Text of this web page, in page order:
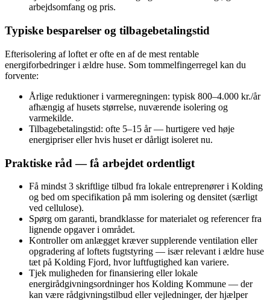
arbejdsomfang og pris.
Typiske besparelser og tilbagebetalingstid
Efterisolering af loftet er ofte en af de mest rentable
energiforbedringer i ældre huse. Som tommelfingerregel kan du
forvente:
Årlige reduktioner i varmeregningen: typisk 800–4.000 kr./år
afhængig af husets størrelse, nuværende isolering og
varmekilde.
Tilbagebetalingstid: ofte 5–15 år — hurtigere ved høje
energipriser eller hvis huset er dårligt isoleret nu.
Praktiske råd — få arbejdet ordentligt
Få mindst 3 skriftlige tilbud fra lokale entreprenører i Kolding
og bed om specifikation på mm isolering og densitet (særligt
ved cellulose).
Spørg om garanti, brandklasse for materialet og referencer fra
lignende opgaver i området.
Kontroller om anlægget kræver supplerende ventilation eller
opgradering af loftets fugtstyring — især relevant i ældre huse
tæt på Kolding Fjord, hvor luftfugtighed kan variere.
Tjek muligheden for finansiering eller lokale
energirådgivningsordninger hos Kolding Kommune — der
kan være rådgivningstilbud eller vejledninger, der hjælper